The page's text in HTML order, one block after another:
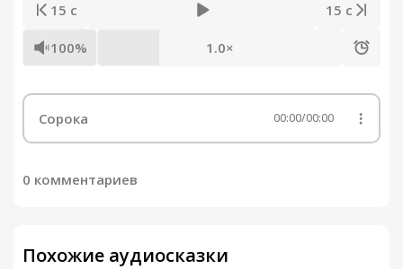
15 с 15 с
100% 1.0×
Сорока 00:00/00:00
0 комментариев
Похожие аудиосказки